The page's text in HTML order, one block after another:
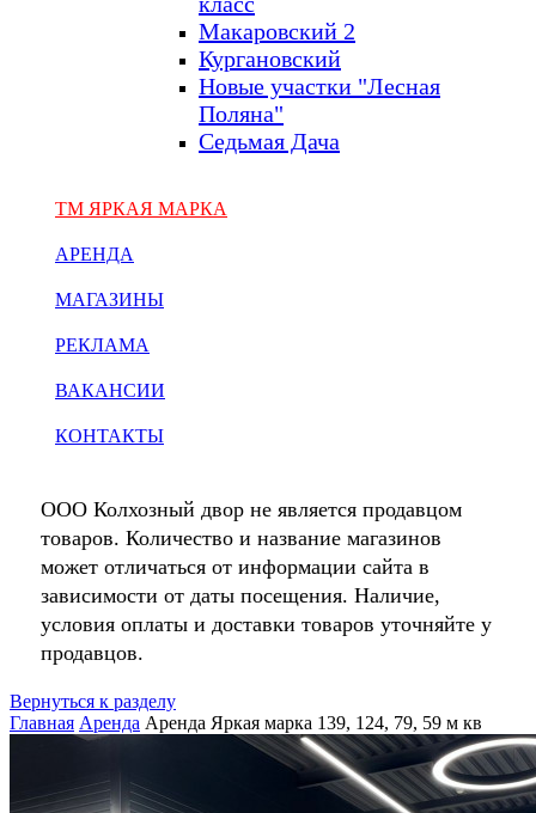
Макаровский 2
Кургановский
Новые участки "Лесная
Поляна"
Седьмая Дача
ТМ ЯРКАЯ МАРКА
АРЕНДА
МАГАЗИНЫ
РЕКЛАМА
ВАКАНСИИ
КОНТАКТЫ
ООО Колхозный двор не является продавцом
товаров. Количество и название магазинов
может отличаться от информации сайта в
зависимости от даты посещения. Наличие,
условия оплаты и доставки товаров уточняйте у
продавцов.
Вернуться к разделу
Главная Аренда Аренда Яркая марка 139, 124, 79, 59 м кв